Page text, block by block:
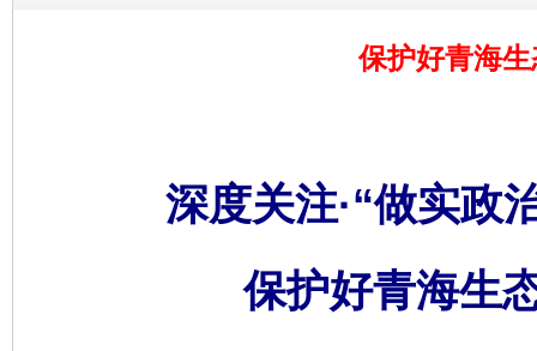
保护好青海
深度关注·“做实政
保护好青海生